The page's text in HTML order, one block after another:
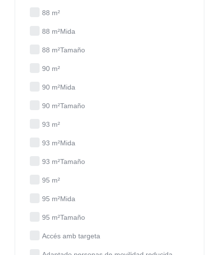
88 m²
88 m²Mida
88 m²Tamaño
90 m²
90 m²Mida
90 m²Tamaño
93 m²
93 m²Mida
93 m²Tamaño
95 m²
95 m²Mida
95 m²Tamaño
Accés amb targeta